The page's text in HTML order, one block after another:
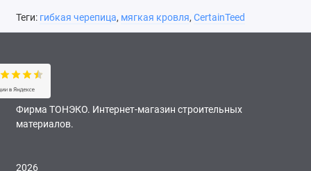
Теги: гибкая черепица, мягкая кровля, CertainTeed
Фирма ТОНЭКО. Интернет-магазин строительных
материалов.
2026